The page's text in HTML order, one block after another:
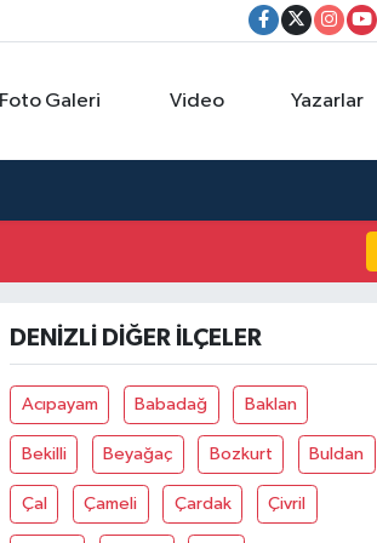
Foto Galeri Video Yazarlar
DENIZLI DIĞER İLÇELER
Acıpayam Babadağ Baklan
Bekilli Beyağaç Bozkurt Buldan
Çal Çameli Çardak Çivril